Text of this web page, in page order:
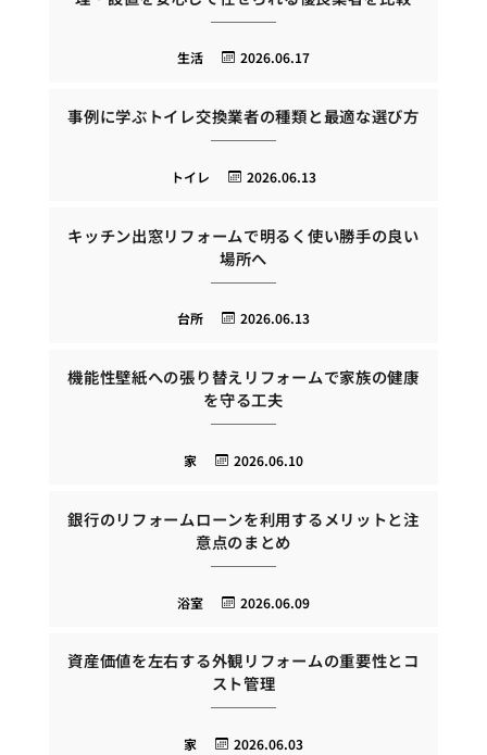
2026.06.17
生活
事例に学ぶトイレ交換業者の種類と最適な選び方
2026.06.13
トイレ
キッチン出窓リフォームで明るく使い勝手の良い
場所へ
2026.06.13
台所
機能性壁紙への張り替えリフォームで家族の健康
を守る工夫
2026.06.10
家
銀行のリフォームローンを利用するメリットと注
意点のまとめ
2026.06.09
浴室
資産価値を左右する外観リフォームの重要性とコ
スト管理
2026.06.03
家